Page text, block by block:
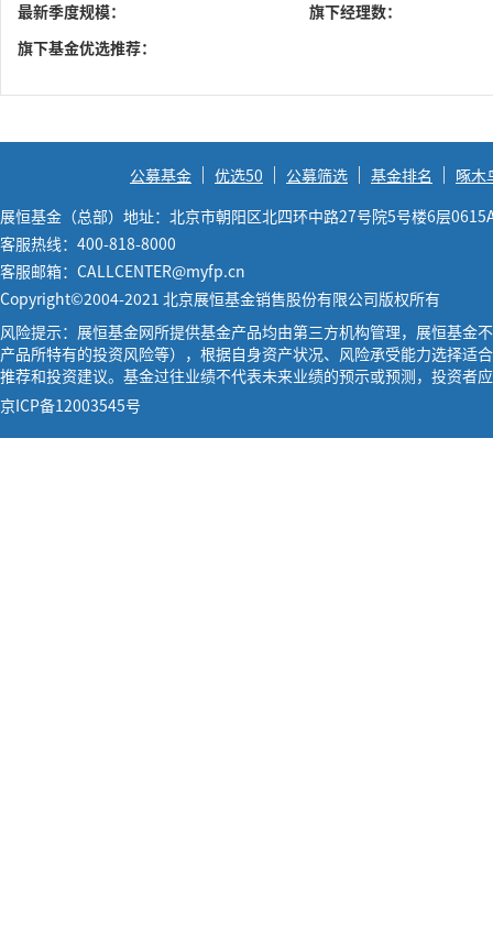
最新季度规模：
旗下经理数：
旗下基金优选推荐：
公募基金 优选50 公募筛选 基金排名
啄木
展恒基金（总部）地址：北京市朝阳区北四环中路27号院5号楼6层
客服热线：400-818-8000
客服邮箱：CALLCENTER@myfp.cn
Copyright©2004-2021 北京展恒基金销售股份有限公司版权所有
风险提示：展恒基金网所提供基金产品均由第三方机构管理，展恒基
产品所特有的投资风险等），根据自身资产状况、风险承受能力选择
推荐和投资建议。基金过往业绩不代表未来业绩的预示或预测，投资者
京ICP备12003545号